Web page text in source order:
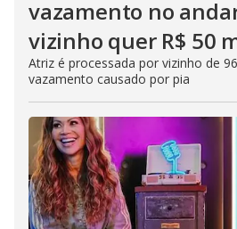
vazamento no
vizinho quer R$ 50
Atriz é processada por vizinho de
vazamento causado por pia